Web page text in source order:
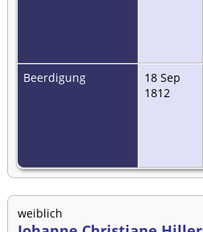
Beerdigung
18 Sep
1812
weiblich